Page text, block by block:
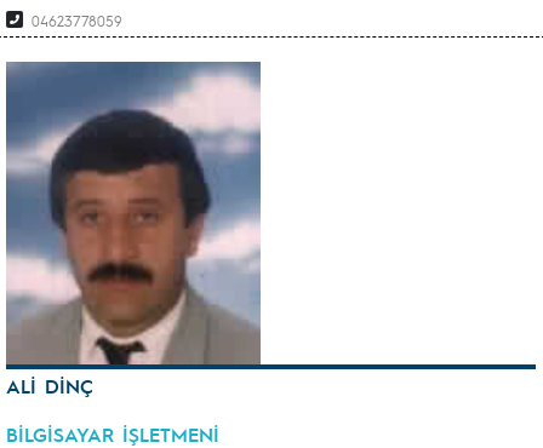
04623778059
ALİ DİNÇ
BİLGİSAYAR İŞLETMENİ